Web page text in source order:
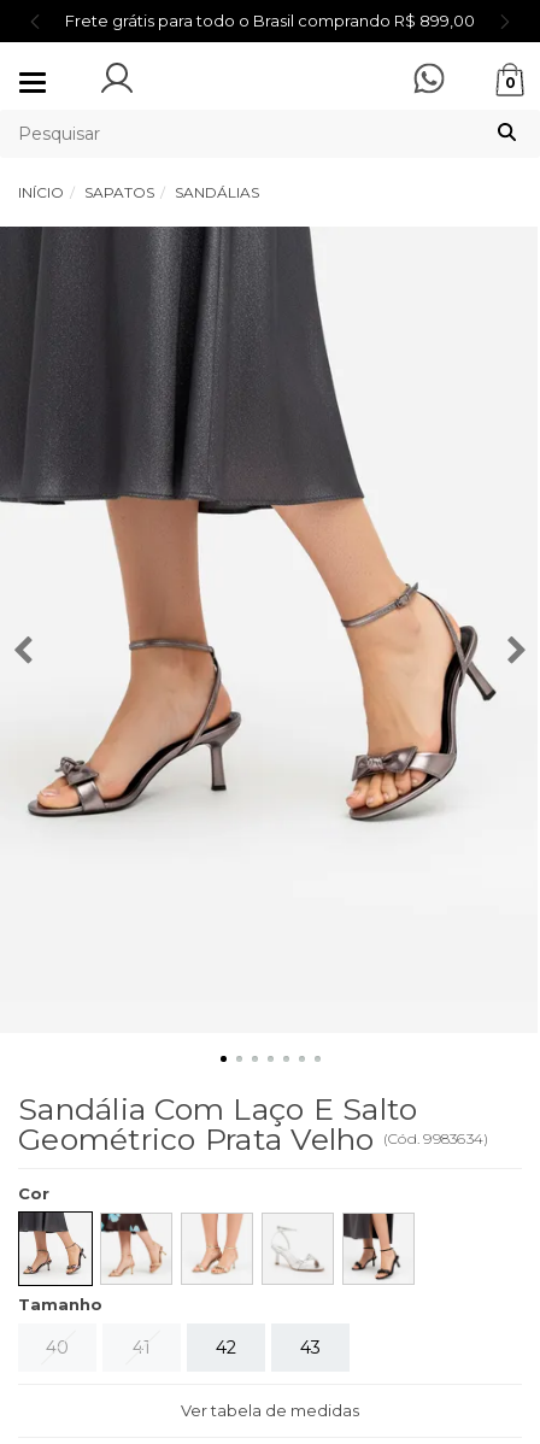
Frete grátis para todo o Brasil comprando R$ 899,00
Mudar
0
INÍCIO SAPATOS SANDÁLIAS
Sandália Com Laço E Salto
Geométrico Prata Velho
(Cód.9983634)
Cor
Tamanho
40 41 42 43
Ver tabela de medidas